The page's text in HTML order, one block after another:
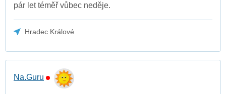
pár let téměř vůbec neděje.
Hradec Králové
Na.Guru